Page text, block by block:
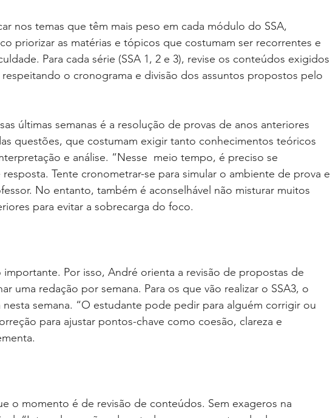
nos temas que têm mais peso em cada módulo do SSA,
priorizar as matérias e tópicos que costumam ser recorrentes e
Para cada série (SSA 1, 2 e 3), revise os conteúdos exigidos
o cronograma e divisão dos assuntos propostos pelo
últimas semanas é a resolução de provas de anos anteriores
questões, que costumam exigir tanto conhecimentos teóricos
e análise. “Nesse  meio tempo, é preciso se
Tente cronometrar-se para simular o ambiente de prova e
No entanto, também é aconselhável não misturar muitos
para evitar a sobrecarga do foco.
Por isso, André orienta a revisão de propostas de
uma redação por semana. Para os que vão realizar o SSA3, o
semana. “O estudante pode pedir para alguém corrigir ou
para ajustar pontos-chave como coesão, clareza e
o momento é de revisão de conteúdos. Sem exageros na